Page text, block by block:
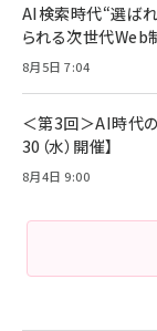
AI検索時代“選ば
られる次世代Web
8月5日 7:04
＜第3回＞AI時代の
30（水）開催】
8月4日 9:00